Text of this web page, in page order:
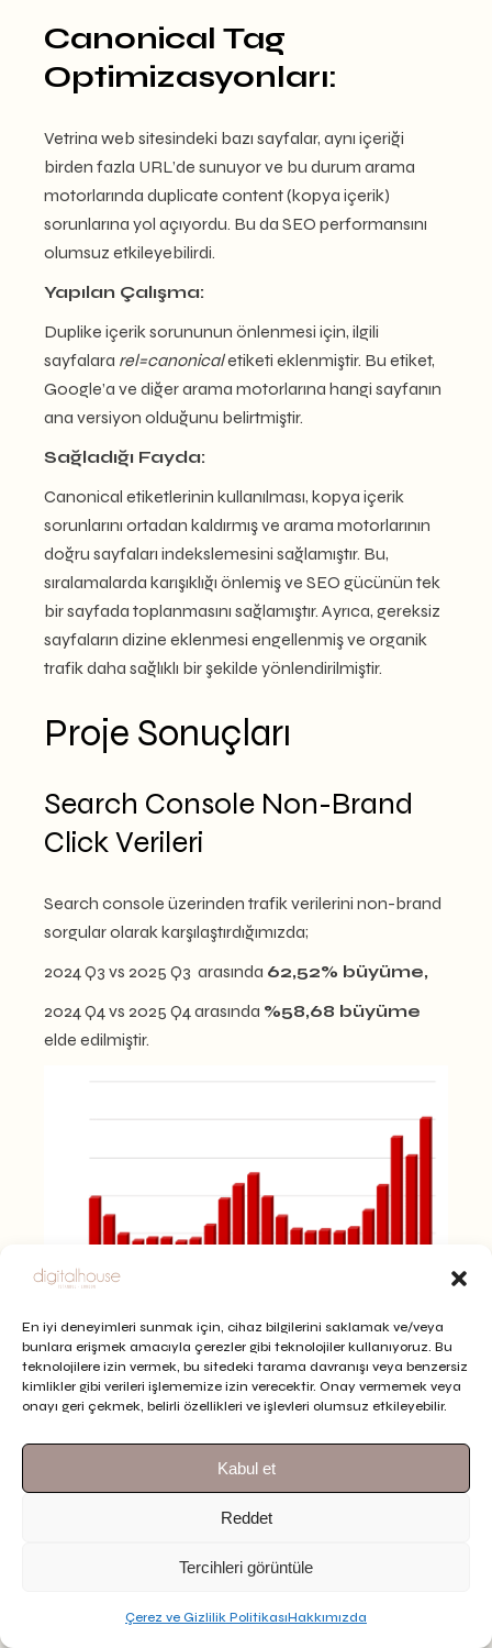
En iyi deneyimleri sunmak için, cihaz bilgilerini saklamak ve/veya
bunlara erişmek amacıyla çerezler gibi teknolojiler kullanıyoruz. Bu
teknolojilere izin vermek, bu sitedeki tarama davranışı veya benzersiz
kimlikler gibi verileri işlememize izin verecektir. Onay vermemek veya
onayı geri çekmek, belirli özellikleri ve işlevleri olumsuz etkileyebilir.
Kabul et
Reddet
Tercihleri görüntüle
Çerez ve Gizlilik PolitikasıHakkımızda
Canonical Tag
Optimizasyonları:
Vetrina web sitesindeki bazı sayfalar, aynı içeriği
birden fazla URL’de sunuyor ve bu durum arama
motorlarında duplicate content (kopya içerik)
sorunlarına yol açıyordu. Bu da SEO performansını
olumsuz etkileyebilirdi.
Yapılan Çalışma:
Duplike içerik sorununun önlenmesi için, ilgili
sayfalara rel=canonicaletiketi eklenmiştir. Bu etiket,
Google’a ve diğer arama motorlarına hangi sayfanın
ana versiyon olduğunu belirtmiştir.
Sağladığı Fayda:
Canonical etiketlerinin kullanılması, kopya içerik
sorunlarını ortadan kaldırmış ve arama motorlarının
doğru sayfaları indekslemesini sağlamıştır. Bu,
sıralamalarda karışıklığı önlemiş ve SEO gücünün tek
bir sayfada toplanmasını sağlamıştır. Ayrıca, gereksiz
sayfaların dizine eklenmesi engellenmiş ve organik
trafik daha sağlıklı bir şekilde yönlendirilmiştir.
Proje Sonuçları
Search Console Non-Brand
Click Verileri
Search console üzerinden trafik verilerini non-brand
sorgular olarak karşılaştırdığımızda;
2024 Q3 vs 2025 Q3 arasında 62,52% büyüme,
2024 Q4 vs 2025 Q4 arasında %58,68 büyüme
elde edilmiştir.
Pozisyon İyileştirmeleri
İle Birlikte Tıklama
Artışları
Marka için önemli olabilecek keywordler de
sayılarında önemli artışlar elde edilmiştir.